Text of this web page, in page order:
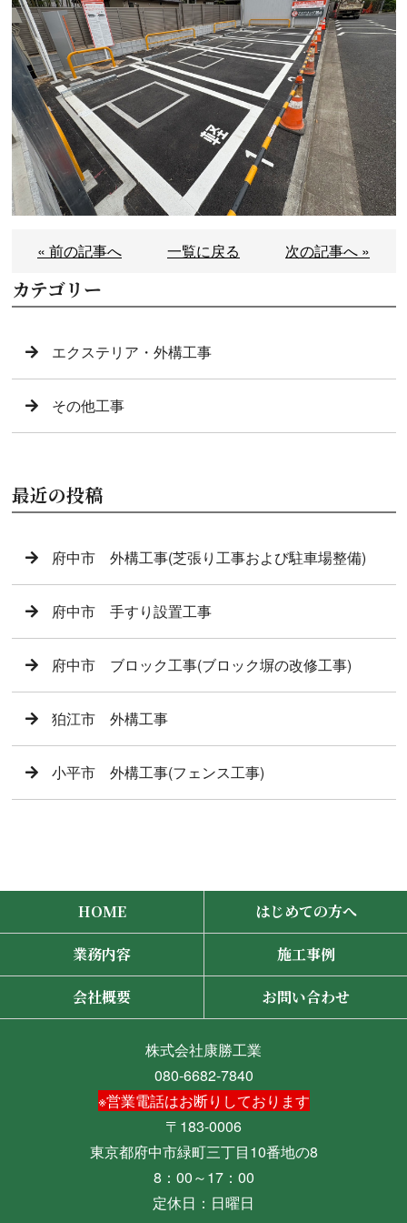
« 前の記事へ 一覧に戻る 次の記事へ »
カテゴリー
エクステリア・外構工事
その他工事
最近の投稿
府中市 外構工事(芝張り工事および駐車場整備)
府中市 手すり設置工事
府中市 ブロック工事(ブロック塀の改修工事)
狛江市 外構工事
小平市 外構工事(フェンス工事)
HOME はじめての方へ
業務内容 施工事例
会社概要 お問い合わせ
株式会社康勝工業
080-6682-7840
※営業電話はお断りしております
〒183-0006
東京都府中市緑町三丁目10番地の8
8：00～17：00
定休日：日曜日